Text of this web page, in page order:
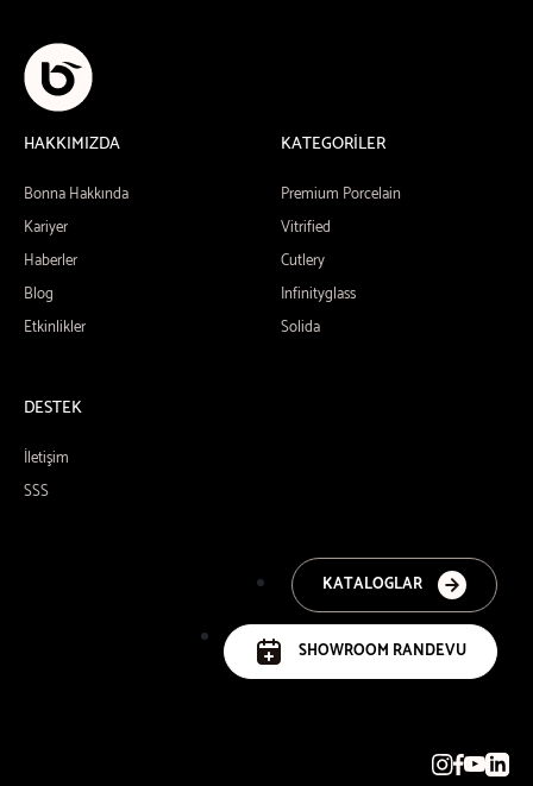
HAKKIMIZDA
Bonna Hakkında
Kariyer
Haberler
Blog
Etkinlikler
KATEGORİLER
Premium Porcelain
Vitrified
Cutlery
Infinityglass
Solida
DESTEK
İletişim
SSS
KATALOGLAR
SHOWROOM RANDEVU